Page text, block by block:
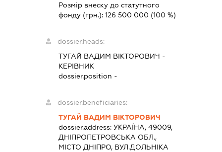
Розмір внеску до статутного
фонду (грн.): 126 500 000 (100 %)
dossier.heads:
ТУГАЙ ВАДИМ ВІКТОРОВИЧ -
КЕРІВНИК
dossier.position -
dossier.beneficiaries:
ТУГАЙ ВАДИМ ВІКТОРОВИЧ
dossier.address: УКРАЇНА, 49009,
ДНІПРОПЕТРОВСЬКА ОБЛ.,
МІСТО ДНІПРО, ВУЛ.ДОЛЬНІКА